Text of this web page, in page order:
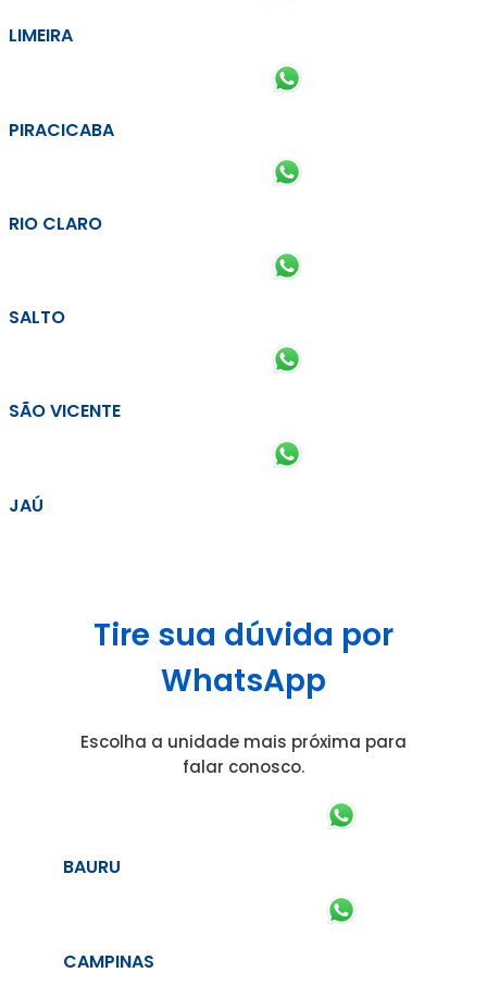
LIMEIRA
PIRACICABA
RIO CLARO
SALTO
SÃO VICENTE
JAÚ
Tire sua dúvida por
WhatsApp
Escolha a unidade mais próxima para
falar conosco.
BAURU
CAMPINAS